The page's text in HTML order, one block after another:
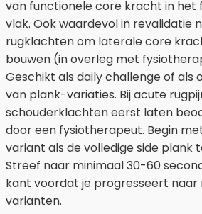
van functionele core kracht in het
vlak. Ook waardevol in revalidatie
rugklachten om laterale core
bouwen (in overleg met
Geschikt als daily challenge of als
van plank-variaties. Bij acute
schouderklachten eerst laten
door een fysiotherapeut. Begin
variant als de volledige side plank
Streef naar minimaal 30-60
kant voordat je progresseert naar
varianten.